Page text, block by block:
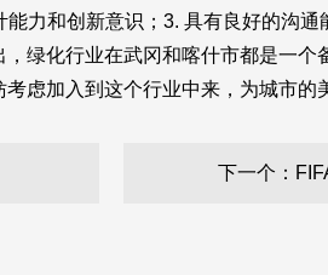
力和创新意识；3. 具有良好的沟
绿化行业在武冈和喀什市都是一
虑加入到这个行业中来，为城市的
下一个：